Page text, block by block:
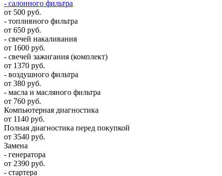
- салонного фильтра
от 500 руб.
- топливного фильтра
от 650 руб.
- свечей накаливания
от 1600 руб.
- свечей зажигания (комплект)
от 1370 руб.
- воздушного фильтра
от 380 руб.
- масла и масляного фильтра
от 760 руб.
Компьютерная диагностика
от 1140 руб.
Полная диагностика перед покупкой
от 3540 руб.
Замена
- генератора
от 2390 руб.
- стартера